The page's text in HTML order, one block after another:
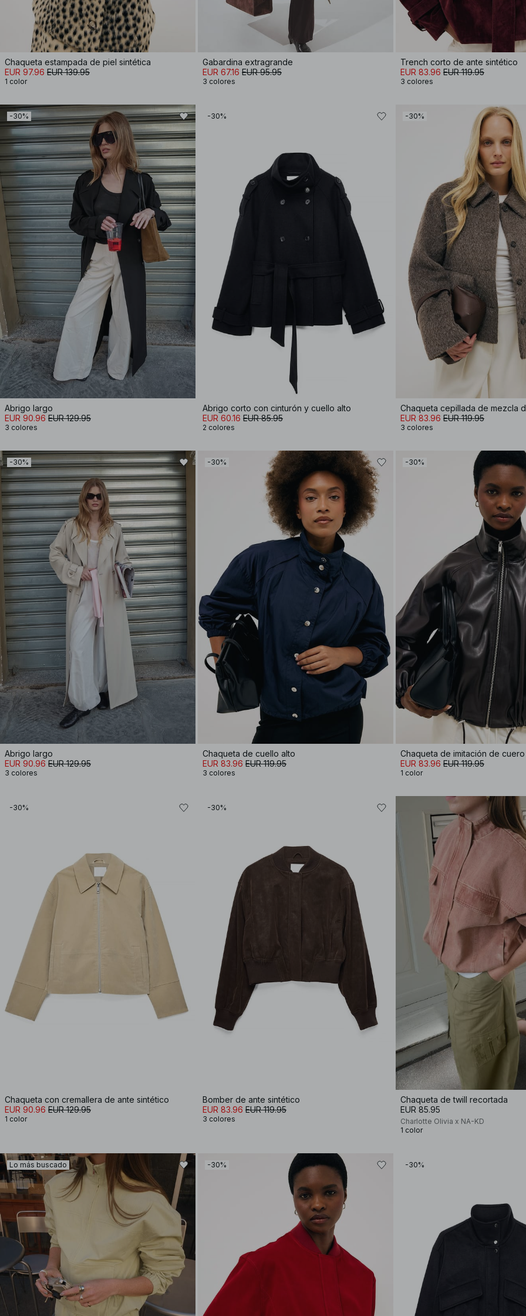
Chaqueta estampada de piel sintética
EUR 97.96 EUR 139.95
1 color
Gabardina extragrande
EUR 67.16 EUR 95.95
3 colores
Trench corto de ante sintético
EUR 83.96 EUR 119.95
3 colores
-30%
Abrigo largo
EUR 90.96 EUR 129.95
3 colores
-30%
Abrigo corto con cinturón y cuello alto
EUR 60.16 EUR 85.95
2 colores
-30%
Chaqueta cepillada de mezcla
EUR 83.96 EUR 119.95
3 colores
-30%
Abrigo largo
EUR 90.96 EUR 129.95
3 colores
-30%
Chaqueta de cuello alto
EUR 83.96 EUR 119.95
3 colores
-30%
EUR 83.96 EUR 119.95
1 color
-30%
Chaqueta con cremallera de ante sintético
EUR 90.96 EUR 129.95
1 color
-30%
Bomber de ante sintético
EUR 83.96 EUR 119.95
3 colores
Chaqueta de twill recortada
EUR 85.95
Charlotte Olivia x NA-KD
1 color
Lo más buscado -30% -30%